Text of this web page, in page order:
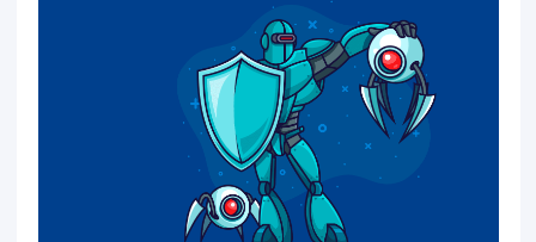
практические рекомендации по настройке различных
CMS, таких как WordPress, Joomla, и Drupal. Полезно как
для начинающих SEO специалистов, так и для опытных
веб-мастеров, стремящихся оптимизировать свой
#Инструкция